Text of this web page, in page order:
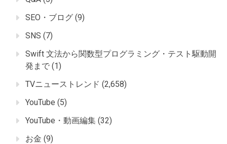
SEO・ブログ (9)
SNS (7)
Swift 文法から関数型プログラミング・テスト駆動開
発まで (1)
TVニューストレンド (2,658)
YouTube (5)
YouTube・動画編集 (32)
お金 (9)